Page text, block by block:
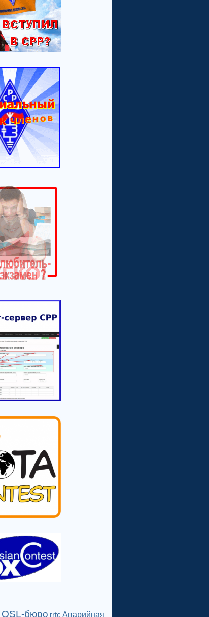
QSL-бюро rrtc Аварийная